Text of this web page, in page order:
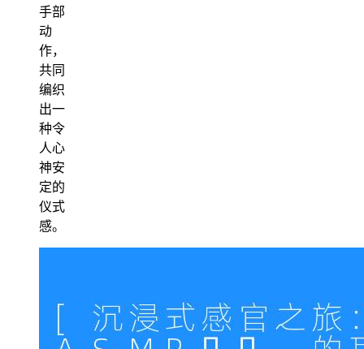
手部
动
作，
共同
编织
出一
种令
人心
神安
定的
仪式
感。